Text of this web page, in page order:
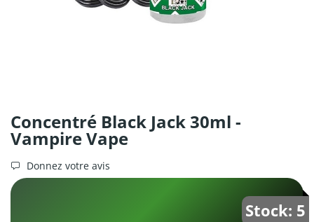
Concentré Black Jack 30ml -
Vampire Vape
Donnez votre avis
Stock: 5